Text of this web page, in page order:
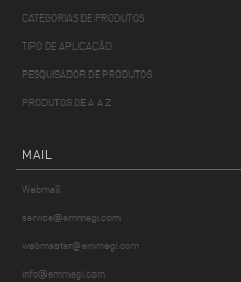
CATEGORIAS DE PRODUTOS
TIPO DE APLICAÇÃO
PESQUISADOR DE PRODUTOS
PRODUTOS DE A A Z
MAIL
Webmail
service@emmegi.com
webmaster@emmegi.com
info@emmegi.com